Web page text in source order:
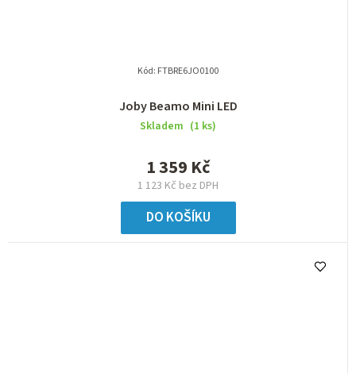
Joby Beamo Mini LED
Skladem (1 ks)
1 123 Kč bez DPH
1 359 Kč
DO KOŠÍKU
Kód: FTBRE6JO0100